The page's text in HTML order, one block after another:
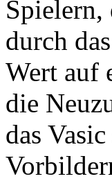
durch
Wert auf
die
das